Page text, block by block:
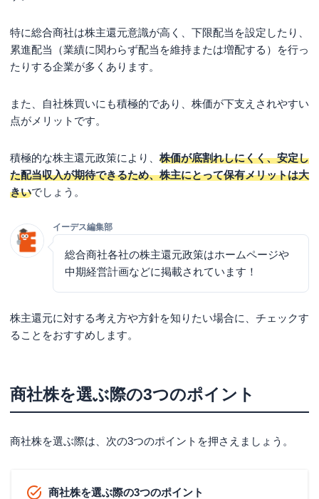
特に総合商社は株主還元意識が高く、下限配当を設定したり、
累進配当（業績に関わらず配当を維持または増配する）を行っ
たりする企業が多くあります。
また、自社株買いにも積極的であり、株価が下支えされやすい
点がメリットです。
積極的な株主還元政策により、 株価が底割れしにくく、安定し
た配当収入が期待できるため、株主にとって保有メリットは大
きいでしょう。
イーデス編集部
総合商社各社の株主還元政策はホームページや
中期経営計画などに掲載されています！
株主還元に対する考え方や方針を知りたい場合に、チェックす
ることをおすすめします。
商社株を選ぶ際の3つのポイント
商社株を選ぶ際は、次の3つのポイントを押さえましょう。
商社株を選ぶ際の3つのポイント